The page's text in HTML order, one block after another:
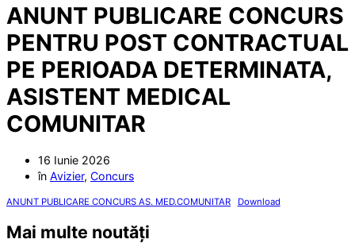
ANUNT PUBLICARE CONCURS
PENTRU POST CONTRACTUAL
PE PERIOADA DETERMINATA,
ASISTENT MEDICAL
COMUNITAR
16 Iunie 2026
în Avizier, Concurs
ANUNT PUBLICARE CONCURS AS. MED.COMUNITAR Download
Mai multe noutăți